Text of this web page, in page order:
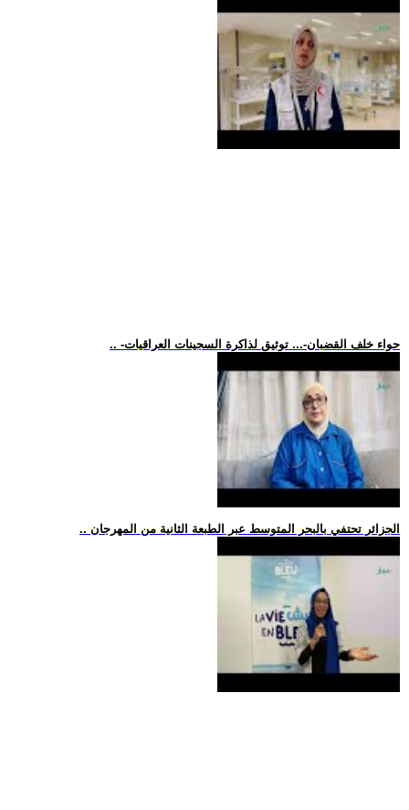
.. -حواء خلف القضبان-... توثيق لذاكرة السجينات العراقيات
.. الجزائر تحتفي بالبحر المتوسط عبر الطبعة الثانية من المهرجان